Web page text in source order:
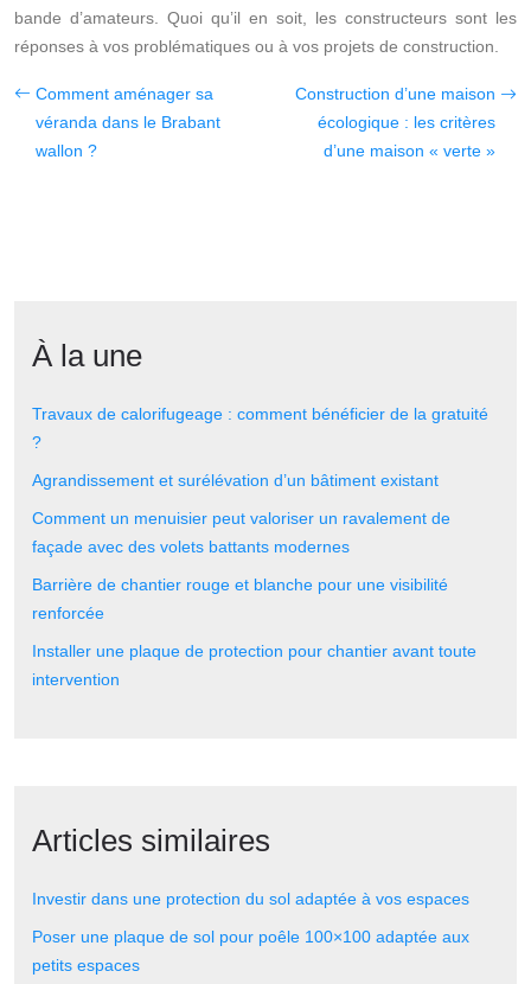
bande d’amateurs. Quoi qu’il en soit, les constructeurs sont les
réponses à vos problématiques ou à vos projets de construction.
Comment aménager sa
véranda dans le Brabant
wallon ?
Construction d’une maison
écologique : les critères
d’une maison « verte »
À la une
Travaux de calorifugeage : comment bénéficier de la gratuité
?
Agrandissement et surélévation d’un bâtiment existant
Comment un menuisier peut valoriser un ravalement de
façade avec des volets battants modernes
Barrière de chantier rouge et blanche pour une visibilité
renforcée
Installer une plaque de protection pour chantier avant toute
intervention
Articles similaires
Investir dans une protection du sol adaptée à vos espaces
Poser une plaque de sol pour poêle 100×100 adaptée aux
petits espaces